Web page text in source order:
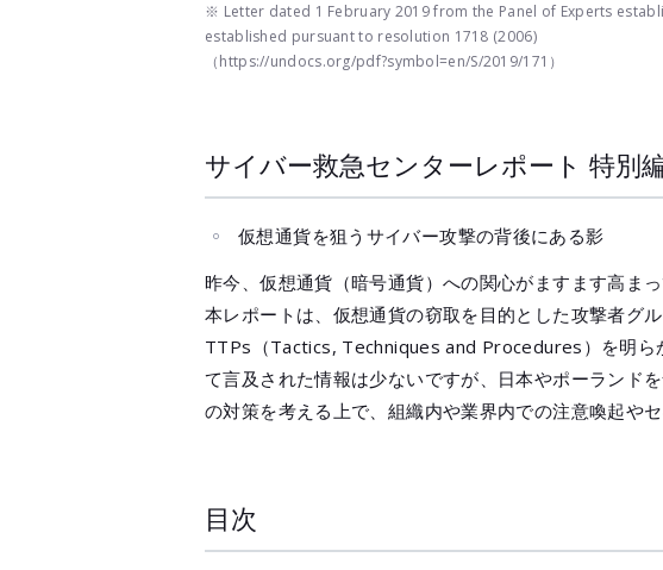
※ Letter dated 1 February 2019 from the Panel of Experts
established pursuant to resolution 1718 (2006)
（https://undocs.org/pdf?symbol=en/S/2019/171）
サイバー救急センターレポート 特別
仮想通貨を狙うサイバー攻撃の背後にある影
昨今、仮想通貨（暗号通貨）への関心がますます高ま
本レポートは、仮想通貨の窃取を目的とした攻撃者グ
TTPs（Tactics, Techniques and Procedures）を明ら
て言及された情報は少ないですが、日本やポーランド
の対策を考える上で、組織内や業界内での注意喚起や
目次